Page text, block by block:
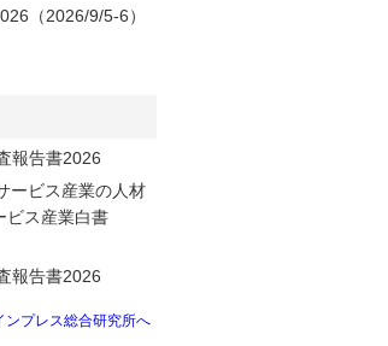
（2026/9/5-6）
報告書2026
ービス産業の⼈材
ス産業⽩書
報告書2026
ンプレス総合研究所へ